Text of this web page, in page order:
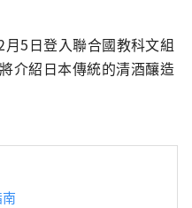
5日登入聯合國教科文組
介紹日本傳統的清酒釀造